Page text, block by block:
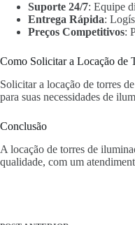
Suporte 24/7: Equipe
Entrega Rápida:
Preços Competitivos:
Como Solicitar a Locação de
Solicitar a locação de torres
para suas necessidades de
Conclusão
A locação de torres de
qualidade, com um